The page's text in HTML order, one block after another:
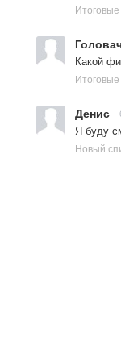
Какой
Денис
Я буду